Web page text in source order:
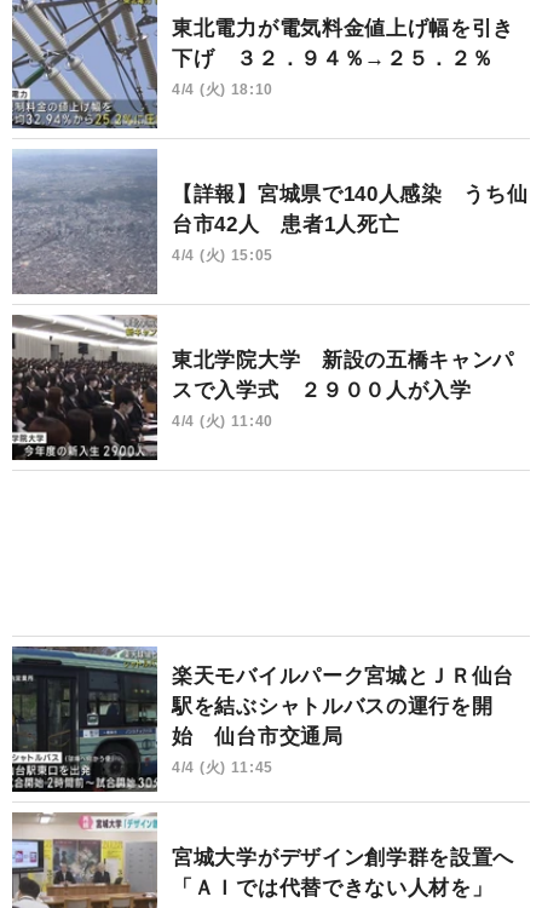
東北電力が電気料金値上げ幅を引き
下げ ３２．９４％→２５．２％
4/4 (火) 18:10
【詳報】宮城県で140人感染 うち仙
台市42人 患者1人死亡
4/4 (火) 15:05
東北学院大学 新設の五橋キャンパ
スで入学式 ２９００人が入学
4/4 (火) 11:40
楽天モバイルパーク宮城とＪＲ仙台
駅を結ぶシャトルバスの運行を開
始 仙台市交通局
4/4 (火) 11:45
宮城大学がデザイン創学群を設置へ
「ＡＩでは代替できない人材を」